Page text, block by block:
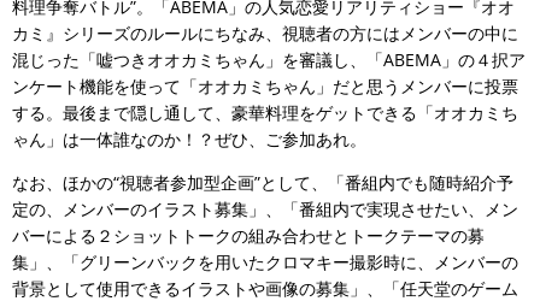
料理争奪バトル”。「ABEMA」の人気恋愛リアリティショー『オオ
カミ』シリーズのルールにちなみ、視聴者の方にはメンバーの中に
混じった「嘘つきオオカミちゃん」を審議し、「ABEMA」の４択ア
ンケート機能を使って「オオカミちゃん」だと思うメンバーに投票
する。最後まで隠し通して、豪華料理をゲットできる「オオカミち
ゃん」は一体誰なのか！？ぜひ、ご参加あれ。
なお、ほかの“視聴者参加型企画”として、「番組内でも随時紹介予
定の、メンバーのイラスト募集」、「番組内で実現させたい、メン
バーによる２ショットトークの組み合わせとトークテーマの募
集」、「グリーンバックを用いたクロマキー撮影時に、メンバーの
背景として使用できるイラストや画像の募集」、「任天堂のゲーム